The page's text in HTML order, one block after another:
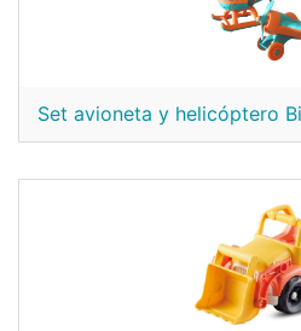
Set avioneta y helicóptero